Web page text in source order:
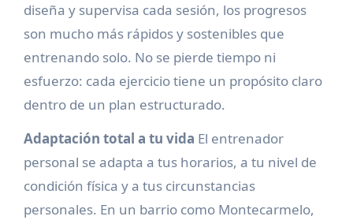
diseña y supervisa cada sesión, los progresos
son mucho más rápidos y sostenibles que
entrenando solo. No se pierde tiempo ni
esfuerzo: cada ejercicio tiene un propósito claro
dentro de un plan estructurado.
Adaptación total a tu vida El entrenador
personal se adapta a tus horarios, a tu nivel de
condición física y a tus circunstancias
personales. En un barrio como Montecarmelo,